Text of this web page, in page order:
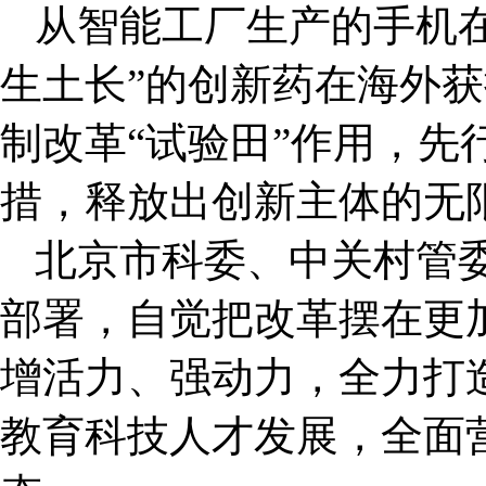
从智能工厂生产的手机
生土长”的创新药在海外
制改革“试验田”作用，先
措，释放出创新主体的无
北京市科委、中关村管
部署，自觉把改革摆在更
增活力、强动力，全力打
教育科技人才发展，全面